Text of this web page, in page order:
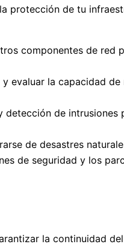
protección de tu
componentes de red
evaluar la capacidad
de
de desastres
de seguridad y los
la continuidad